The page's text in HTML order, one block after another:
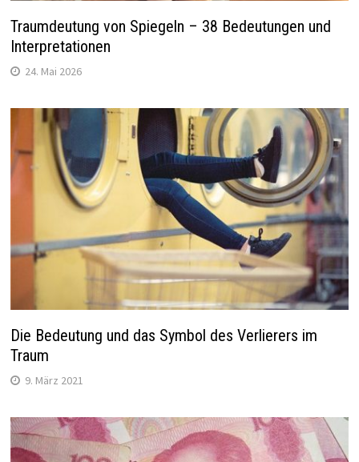
Traumdeutung von Spiegeln – 38 Bedeutungen und
Interpretationen
24. Mai 2026
Die Bedeutung und das Symbol des Verlierers im
Traum
9. März 2021